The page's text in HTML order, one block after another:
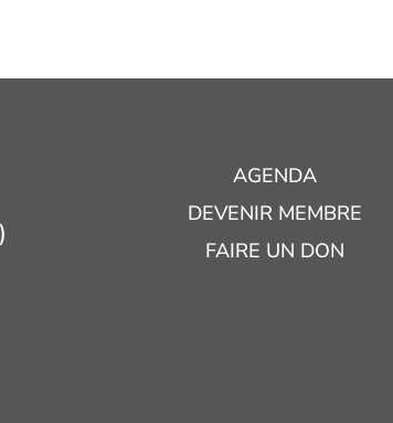
AGENDA
DEVENIR MEMBRE
FAIRE UN DON